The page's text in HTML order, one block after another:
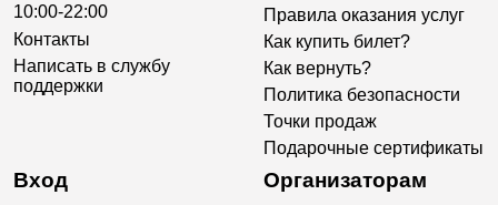
10:00-22:00
Контакты
Написать в службу
поддержки
Правила оказания услуг
Как купить билет?
Как вернуть?
Политика безопасности
Точки продаж
Подарочные сертификаты
Вход Организаторам